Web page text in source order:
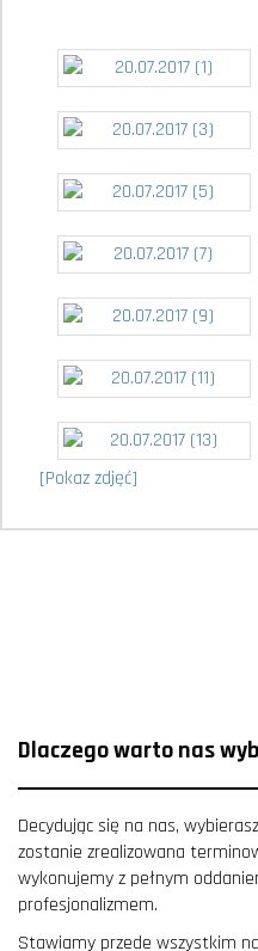
[Pokaz zdjęć]
Dlaczego warto nas
Decydując się na nas,
zostanie zrealizowana
wykonujemy z pełnym
profesjonalizmem.
Stawiamy przede wszystkim